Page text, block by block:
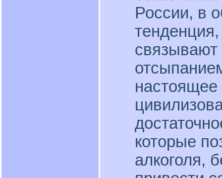
России, в
связывают
которые
алкоголя,